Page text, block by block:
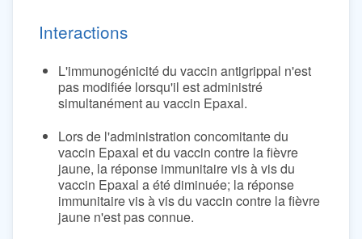
Interactions
L'immunogénicité du vaccin antigrippal n'est
pas modifiée lorsqu'il est administré
simultanément au vaccin Epaxal.
Lors de l'administration concomitante du
vaccin Epaxal et du vaccin contre la fièvre
jaune, la réponse immunitaire vis à vis du
vaccin Epaxal a été diminuée; la réponse
immunitaire vis à vis du vaccin contre la fièvre
jaune n'est pas connue.